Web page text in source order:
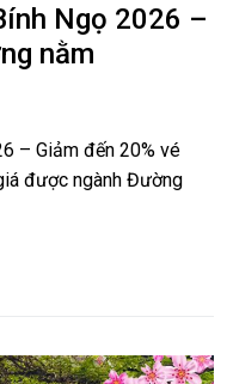
Ngọ 2026 –
nằm
– Giảm đến 20% vé
được ngành Đường